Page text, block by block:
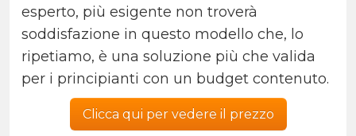
esperto, più esigente non troverà
soddisfazione in questo modello che, lo
ripetiamo, è una soluzione più che valida
per i principianti con un budget contenuto.
Clicca qui per vedere il prezzo